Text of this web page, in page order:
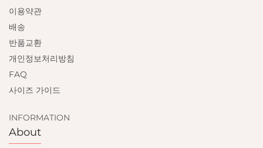
이용약관
배송
반품교환
개인정보처리방침
FAQ
사이즈 가이드
INFORMATION
About